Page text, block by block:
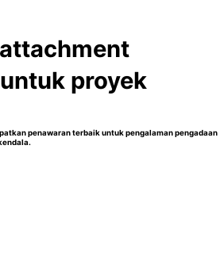
proyek
penawaran terbaik untuk pengalaman pengadaan